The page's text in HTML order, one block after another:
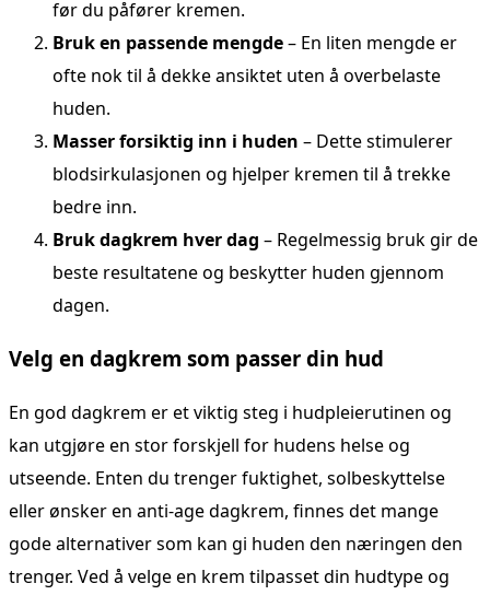
før du påfører kremen.
Bruk en passende mengde– En liten mengde er
ofte nok til å dekke ansiktet uten å overbelaste
huden.
Masser forsiktig inn i huden – Dette stimulerer
blodsirkulasjonen og hjelper kremen til å trekke
bedre inn.
Bruk dagkrem hver dag – Regelmessig bruk gir de
beste resultatene og beskytter huden gjennom
dagen.
Velg en dagkrem som passer din hud
En god dagkrem er et viktig steg i hudpleierutinen og
kan utgjøre en stor forskjell for hudens helse og
utseende. Enten du trenger fuktighet, solbeskyttelse
eller ønsker en anti-age dagkrem, finnes det mange
gode alternativer som kan gi huden den næringen den
trenger. Ved å velge en krem tilpasset din hudtype og